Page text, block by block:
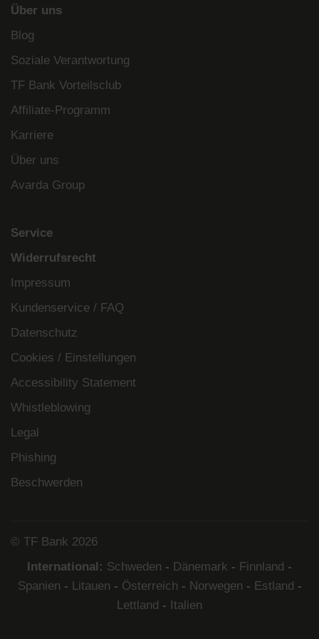
Über uns
Blog
Soziale Verantwortung
TF Bank Vorteilsclub
Affiliate-Programm
Karriere
Über uns
Avarda Group
Service
Widerrufsrecht
Impressum
Kundenservice / FAQ
Datenschutz
Cookies / Einstellungen
Accessibility Statement
Whistleblowing
Legal
Phishing
Beschwerden
© TF Bank 2026
International: Schweden - Dänemark - Finnland -
Spanien - Litauen - Österreich - Norwegen - Estland -
Lettland - Italien